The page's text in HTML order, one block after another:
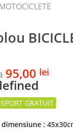
95,00 lei
dimensiune :